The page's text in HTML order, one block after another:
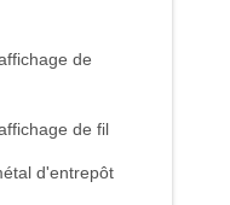
de
de fil
d'entrepôt